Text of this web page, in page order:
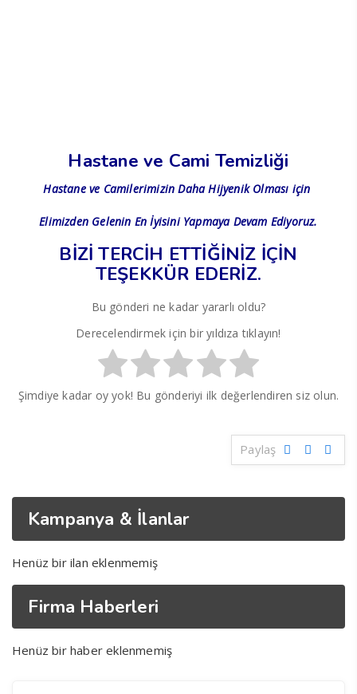
Hastane ve Cami Temizliği
Hastane ve Camilerimizin Daha Hijyenik Olması için
Elimizden Gelenin En İyisini Yapmaya Devam Ediyoruz.
BİZİ TERCİH ETTİĞİNİZ İÇİN
TEŞEKKÜR EDERİZ.
Bu gönderi ne kadar yararlı oldu?
Derecelendirmek için bir yıldıza tıklayın!
Şimdiye kadar oy yok! Bu gönderiyi ilk değerlendiren siz olun.
Paylaş
Kampanya & İlanlar
Henüz bir ilan eklenmemiş
Firma Haberleri
Henüz bir haber eklenmemiş